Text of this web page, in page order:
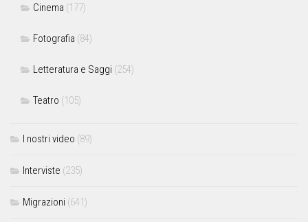
Cinema (177)
Fotografia (84)
Letteratura e Saggi (254)
Teatro (105)
I nostri video (89)
Interviste (235)
Migrazioni (641)